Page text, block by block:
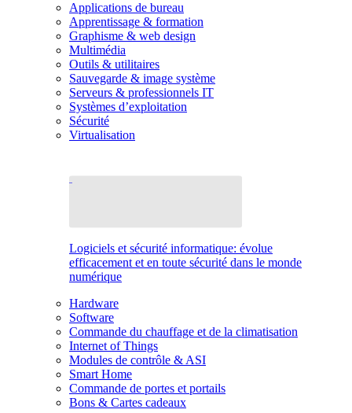
Applications de bureau
Apprentissage & formation
Graphisme & web design
Multimédia
Outils & utilitaires
Sauvegarde & image système
Serveurs & professionnels IT
Systèmes d’exploitation
Sécurité
Virtualisation
Logiciels et sécurité informatique: évolue
efficacement et en toute sécurité dans le monde
numérique
Hardware
Software
Commande du chauffage et de la climatisation
Internet of Things
Modules de contrôle & ASI
Smart Home
Commande de portes et portails
Bons & Cartes cadeaux